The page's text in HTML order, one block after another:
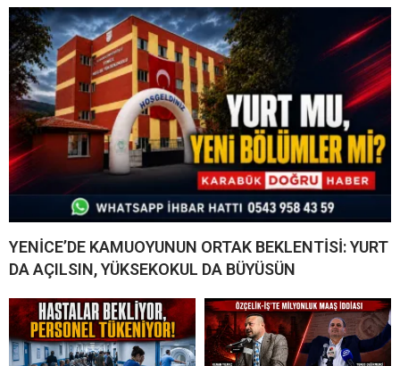
YENİCE’DE KAMUOYUNUN ORTAK BEKLENTİSİ: YURT
DA AÇILSIN, YÜKSEKOKUL DA BÜYÜSÜN